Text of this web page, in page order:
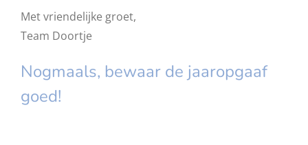
Met vriendelijke groet,
Team Doortje
Nogmaals, bewaar de jaaropgaaf
goed!